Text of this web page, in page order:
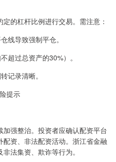
的杠杆比例进行交易。需注意：
线导致强制平仓。
超过总资产的30%）。
记录清晰。
提示
强整治。投资者应确认配资平台
资、非法配资活动。浙江省金融
法集资、欺诈等行为。